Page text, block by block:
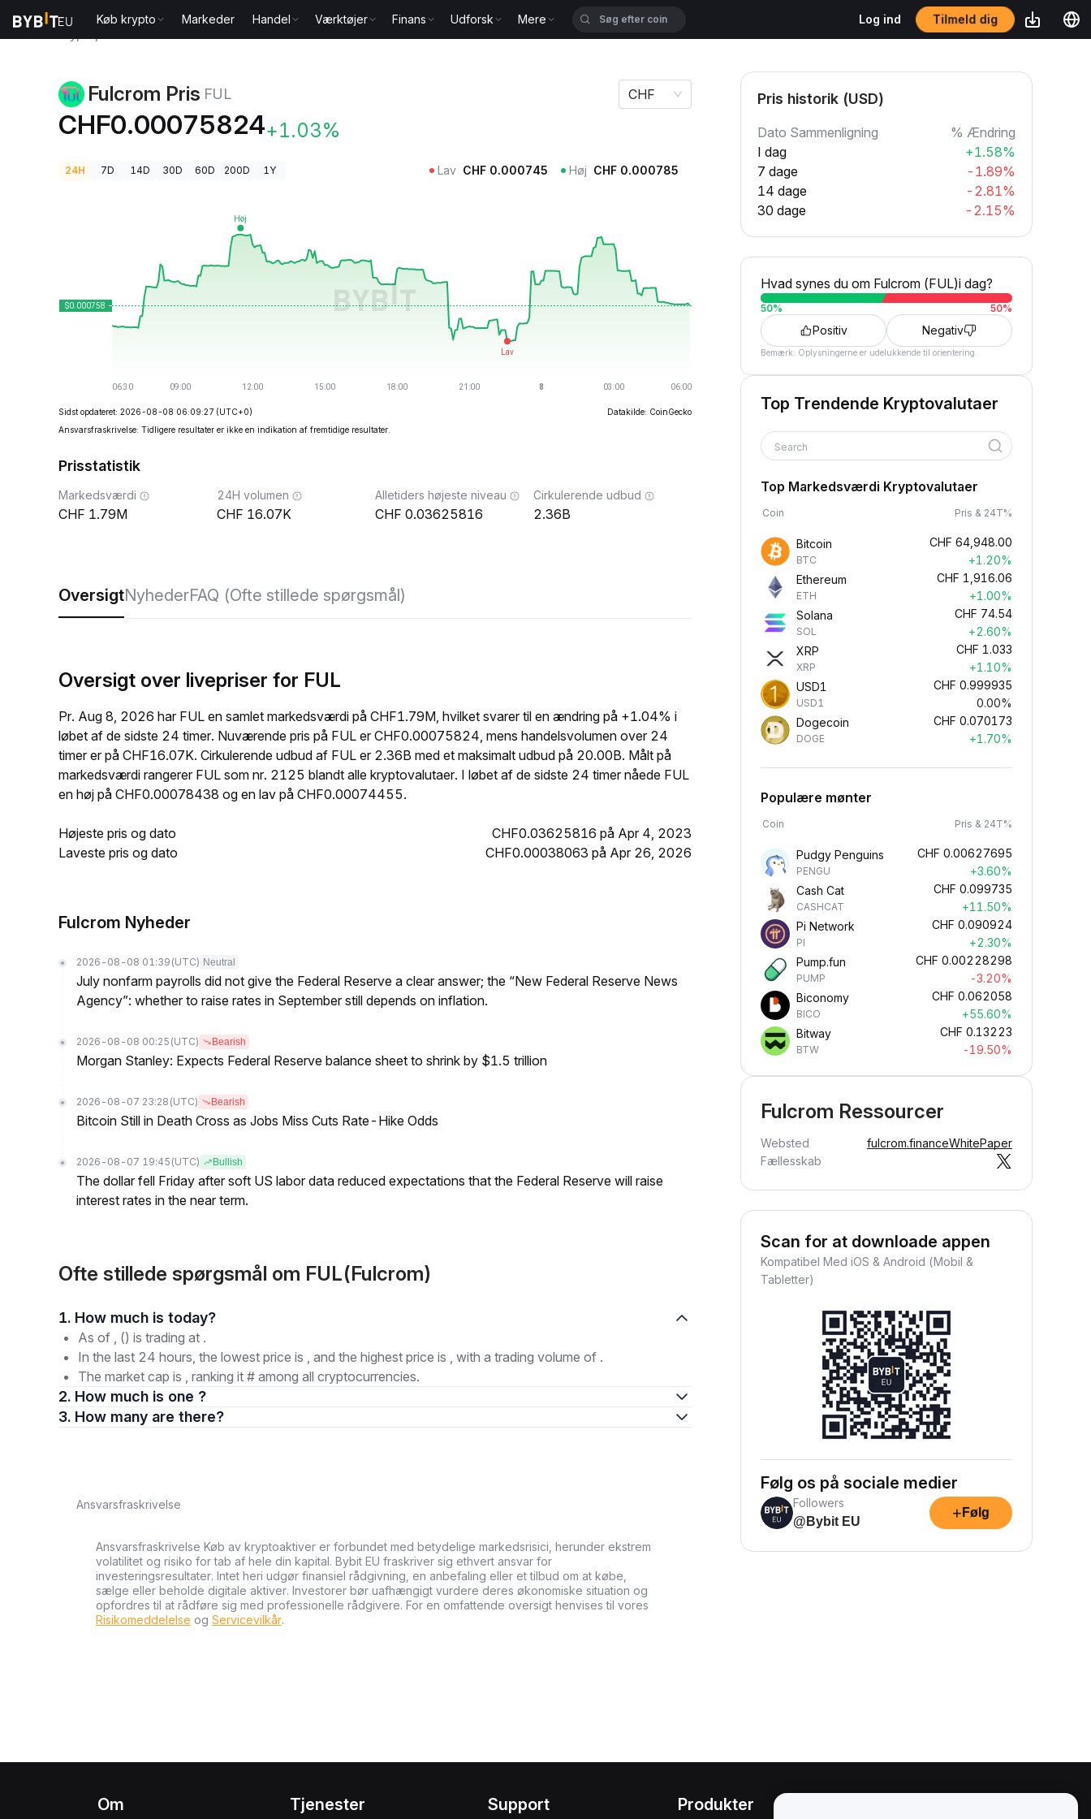
Køb krypto Markeder Handel Værktøjer Finans Udforsk Mere Log ind Tilmeld dig
Fulcrom Pris FUL
CHF0.00075824+1.03%
CHF
24H 7D 14D 30D 60D 200D 1Y Lav CHF 0.000745 Høj CHF 0.000785
Sidst opdateret: 2026-08-08 06:09:27 (UTC+0)
Datakilde: CoinGecko
Ansvarsfraskrivelse: Tidligere resultater er ikke en indikation af fremtidige resultater.
Prisstatistik
Markedsværdi
1.79M
24H volumen
16.07K
Alletiders højeste niveau
0.03625816
Cirkulerende udbud
2.36B
OversigtNyhederFAQ (Ofte stillede spørgsmål)
Oversigt over livepriser for FUL
Pr. Aug 8, 2026 har FUL en samlet markedsværdi på CHF1.79M, hvilket svarer til en ændring på +1.04% i
løbet af de sidste 24 timer. Nuværende pris på FUL er CHF0.00075824, mens handelsvolumen over 24
timer er på CHF16.07K. Cirkulerende udbud af FUL er 2.36B med et maksimalt udbud på 20.00B. Målt på
markedsværdi rangerer FUL som nr. 2125 blandt alle kryptovalutaer. I løbet af de sidste 24 timer nåede FUL
en høj på CHF0.00078438 og en lav på CHF0.00074455.
Højeste pris og dato
CHF0.03625816 på Apr 4, 2023
Laveste pris og dato
CHF0.00038063 på Apr 26, 2026
Fulcrom Nyheder
2026-08-08 01:39 (UTC) Neutral
July nonfarm payrolls did not give the Federal Reserve a clear answer; the “New Federal Reserve News
Agency”: whether to raise rates in September still depends on inflation.
2026-08-08 00:25 (UTC) Bearish
Morgan Stanley: Expects Federal Reserve balance sheet to shrink by $1.5 trillion
2026-08-07 23:28 (UTC) Bearish
Bitcoin Still in Death Cross as Jobs Miss Cuts Rate-Hike Odds
2026-08-07 19:45 (UTC) Bullish
The dollar fell Friday after soft US labor data reduced expectations that the Federal Reserve will raise
interest rates in the near term.
Ofte stillede spørgsmål om FUL(Fulcrom)
1. How much is today?
As of , () is trading at .
In the last 24 hours, the lowest price is , and the highest price is , with a trading volume of .
The market cap is , ranking it # among all cryptocurrencies.
2. How much is one ?
3. How many are there?
Ansvarsfraskrivelse
Ansvarsfraskrivelse Køb av kryptoaktiver er forbundet med betydelige markedsrisici, herunder ekstrem
volatilitet og risiko for tab af hele din kapital. Bybit EU fraskriver sig ethvert ansvar for
investeringsresultater. Intet heri udgør finansiel rådgivning, en anbefaling eller et tilbud om at købe,
sælge eller beholde digitale aktiver. Investorer bør uafhængigt vurdere deres økonomiske situation og
opfordres til at rådføre sig med professionelle rådgivere. For en omfattende oversigt henvises til vores
Risikomeddelelse og Servicevilkår.
Pris historik (USD)
Dato Sammenligning
% Ændring
I dag
+1.58%
7 dage
-1.89%
14 dage
-2.81%
30 dage
-2.15%
Hvad synes du om Fulcrom (FUL)i dag?
50% 50%
Positiv Negativ
Bemærk: Oplysningerne er udelukkende til orientering.
Top Trendende Kryptovalutaer
Search
Top Markedsværdi Kryptovalutaer
Coin Pris & 24T%
Bitcoin
BTC
CHF 64,948.00
+1.20%
Ethereum
ETH
CHF 1,916.06
+1.00%
Solana
SOL
CHF 74.54
+2.60%
XRP
XRP
CHF 1.033
+1.10%
USD1
USD1
CHF 0.999935
0.00%
Dogecoin
DOGE
CHF 0.070173
+1.70%
Populære mønter
Coin Pris & 24T%
Pudgy Penguins
PENGU
CHF 0.00627695
+3.60%
Cash Cat
CASHCAT
CHF 0.099735
+11.50%
Pi Network
PI
CHF 0.090924
+2.30%
Pump.fun
PUMP
CHF 0.00228298
-3.20%
Biconomy
BICO
CHF 0.062058
+55.60%
Bitway
BTW
CHF 0.13223
-19.50%
Fulcrom Ressourcer
Websted fulcrom.financeWhitePaper
Fællesskab
Scan for at downloade appen
Kompatibel Med iOS & Android (Mobil &
Tabletter)
Følg os på sociale medier
Followers
@Bybit EU
+ Følg
Om Tjenester Support Produkter